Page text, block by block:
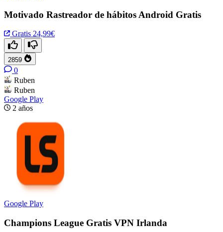
Motivado Rastreador de hábitos Android Gratis
Gratis 24,99€
2859
0
Ruben
Ruben
Google Play
2 años
Google Play
Champions League Gratis VPN Irlanda